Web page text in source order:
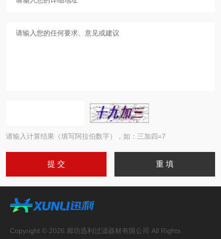
请输入计算结果（填写阿拉伯数字），如：三加四=7
Copyright © 2026 廊坊迅利过滤器材有限公司 All Rights